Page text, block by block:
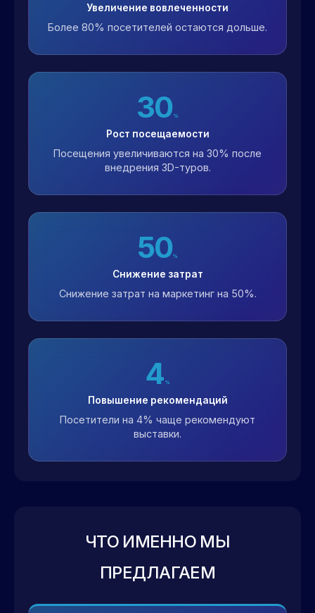
Увеличение вовлеченности
Более 80% посетителей остаются дольше.
30%
Рост посещаемости
Посещения увеличиваются на 30% после
внедрения 3D-туров.
50%
Снижение затрат
Снижение затрат на маркетинг на 50%.
4 %
Повышение рекомендаций
Посетители на 4% чаще рекомендуют
выставки.
ЧТО ИМЕННО МЫ
ПРЕДЛАГАЕМ